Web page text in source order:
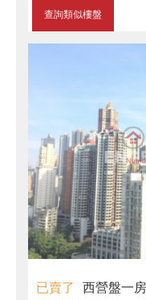
查詢類似樓盤
已賣了 西營盤一